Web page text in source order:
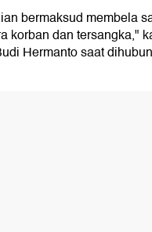
bermaksud membela
korban dan tersangka,"
Hermanto saat